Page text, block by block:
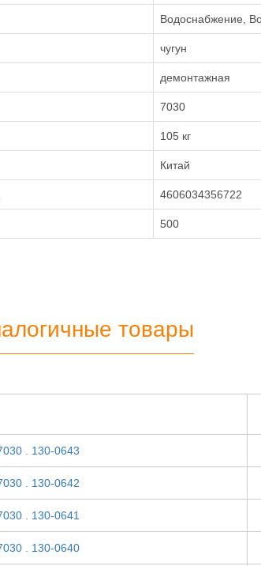
Водоснабжение,
чугун
демонтажная
7030
105 кг
Китай
4606034356722
500
товары
. 130-0643
. 130-0642
. 130-0641
. 130-0640